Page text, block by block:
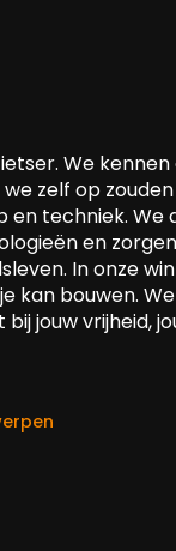
We kennen
zelf op
techniek. We
en
In onze
kan bouwen.
jouw vrijheid,